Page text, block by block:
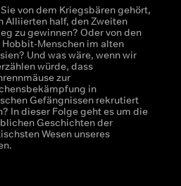
von dem Kriegsbären gehört,
Alliierten half, den Zweiten
zu gewinnen? Oder von den
Menschen im alten
Und was wäre, wenn wir
würde, dass
zur
in
Gefängnissen rekrutiert
In dieser Folge geht es um die
Geschichten der
Wesen unseres